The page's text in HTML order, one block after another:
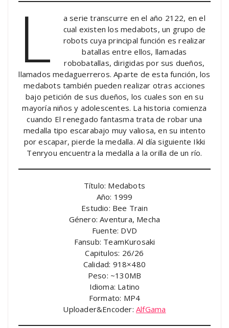
L
a serie transcurre en el año 2122, en el
cual existen los medabots, un grupo de
robots cuya principal función es realizar
batallas entre ellos, llamadas
robobatallas, dirigidas por sus dueños,
llamados medaguerreros. Aparte de esta función, los
medabots también pueden realizar otras acciones
bajo petición de sus dueños, los cuales son en su
mayoría niños y adolescentes. La historia comienza
cuando El renegado fantasma trata de robar una
medalla tipo escarabajo muy valiosa, en su intento
por escapar, pierde la medalla. Al día siguiente Ikki
Tenryou encuentra la medalla a la orilla de un río.
Título: Medabots
Año: 1999
Estudio: Bee Train
Género: Aventura, Mecha
Fuente: DVD
Fansub: TeamKurosaki
Capitulos: 26/26
Calidad: 918×480
Peso: ~130MB
Idioma: Latino
Formato: MP4
Uploader&Encoder:AlfGama